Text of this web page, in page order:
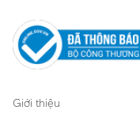
Cơ sở bảo hành bảo dưỡng
Giới thiệu